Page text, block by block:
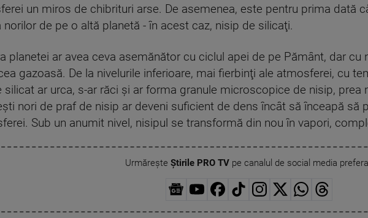
un miros de chibrituri arse. De asemenea, este pentru prima dată
norilor de pe o altă planetă - în acest caz, nisip de silicaţi.
planetei ar avea ceva asemănător cu ciclul apei de pe Pământ, dar cu
gazoasă. De la nivelurile inferioare, mai fierbinţi ale atmosferei, cu
silicat ar urca, s-ar răci şi ar forma granule microscopice de nisip, prea
nori de praf de nisip ar deveni suficient de dens încât să înceapă să
Sub un anumit nivel, nisipul se transformă din nou în vapori,
Urmărește Știrile PRO TVpe canalul de social media